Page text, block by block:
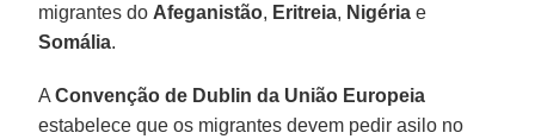
migrantes do Afeganistão, Eritreia, Nigéria e
Somália.
AConvenção de Dublin da União Europeia
estabelece que os migrantes devem pedir asilo no